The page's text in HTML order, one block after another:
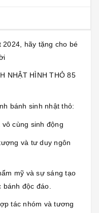
hãy tặng cho bé
NHẬT HÌNH THỎ 85
bánh sinh nhật thỏ:
cùng sinh động
và tư duy ngôn
mỹ và sự sáng tạo
độc đáo.
tác nhóm và tương